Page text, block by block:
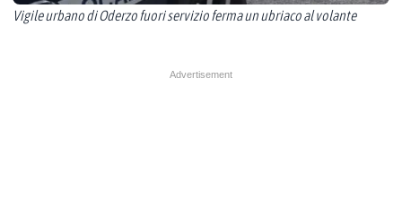
Vigile urbano di Oderzo fuori servizio ferma un ubriaco al volante